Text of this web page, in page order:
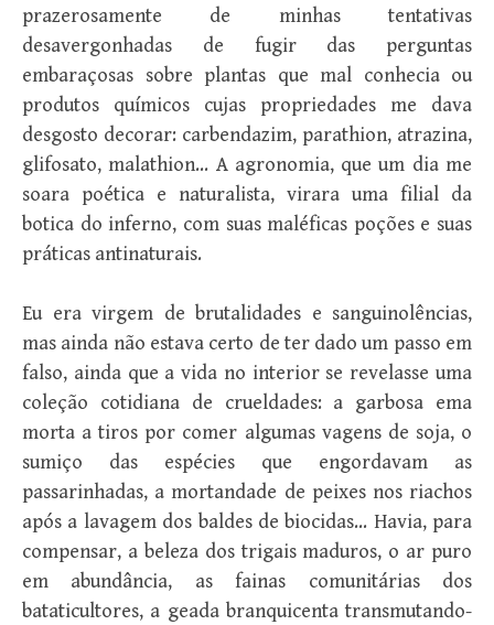
prazerosamente de minhas tentativas
desavergonhadas de fugir das perguntas
embaraçosas sobre plantas que mal conhecia ou
produtos químicos cujas propriedades me dava
desgosto decorar: carbendazim, parathion, atrazina,
glifosato, malathion… A agronomia, que um dia me
soara poética e naturalista, virara uma filial da
botica do inferno, com suas maléficas poções e suas
práticas antinaturais.
Eu era virgem de brutalidades e sanguinolências,
mas ainda não estava certo de ter dado um passo em
falso, ainda que a vida no interior se revelasse uma
coleção cotidiana de crueldades: a garbosa ema
morta a tiros por comer algumas vagens de soja, o
sumiço das espécies que engordavam as
passarinhadas, a mortandade de peixes nos riachos
após a lavagem dos baldes de biocidas… Havia, para
compensar, a beleza dos trigais maduros, o ar puro
em abundância, as fainas comunitárias dos
bataticultores, a geada branquicenta transmutando-